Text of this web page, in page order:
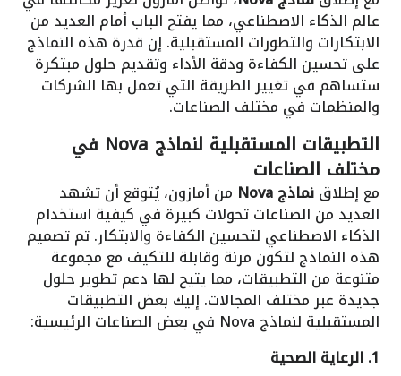
عالم الذكاء الاصطناعي، مما يفتح الباب أمام العديد من
الابتكارات والتطورات المستقبلية. إن قدرة هذه النماذج
على تحسين الكفاءة ودقة الأداء وتقديم حلول مبتكرة
ستساهم في تغيير الطريقة التي تعمل بها الشركات
والمنظمات في مختلف الصناعات.
التطبيقات المستقبلية لنماذج Nova في
مختلف الصناعات
مع إطلاقنماذج Nova من أمازون، يُتوقع أن تشهد
العديد من الصناعات تحولات كبيرة في كيفية استخدام
الذكاء الاصطناعي لتحسين الكفاءة والابتكار. تم تصميم
هذه النماذج لتكون مرنة وقابلة للتكيف مع مجموعة
متنوعة من التطبيقات، مما يتيح لها دعم تطوير حلول
جديدة عبر مختلف المجالات. إليك بعض التطبيقات
المستقبلية لنماذج Nova في بعض الصناعات الرئيسية:
1. الرعاية الصحية